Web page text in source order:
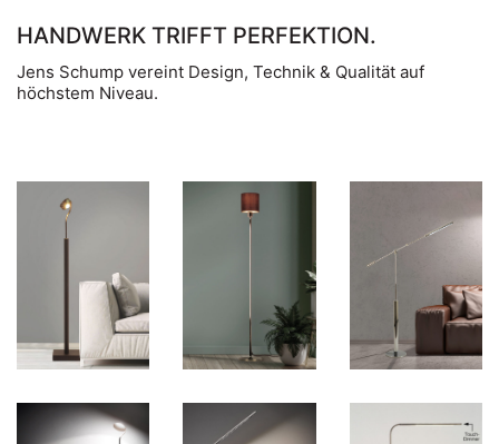
HANDWERK TRIFFT PERFEKTION.
Jens Schump vereint Design, Technik & Qualität auf
höchstem Niveau.